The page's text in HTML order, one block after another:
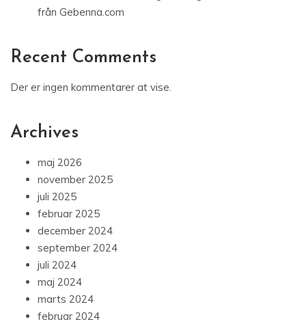
från Gebenna.com
Recent Comments
Der er ingen kommentarer at vise.
Archives
maj 2026
november 2025
juli 2025
februar 2025
december 2024
september 2024
juli 2024
maj 2024
marts 2024
februar 2024